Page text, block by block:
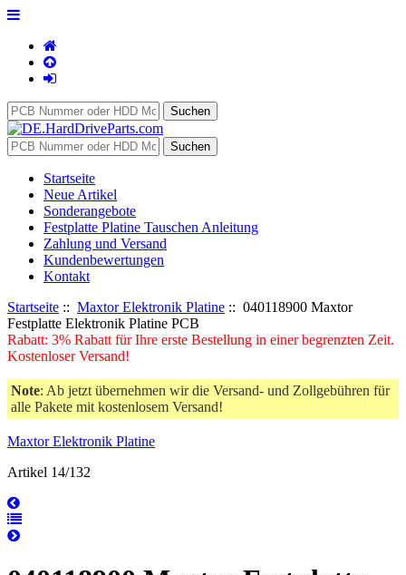
Startseite
Neue Artikel
Sonderangebote
Festplatte Platine Tauschen Anleitung
Zahlung und Versand
Kundenbewertungen
Kontakt
Startseite :: Maxtor Elektronik Platine :: 040118900 Maxtor
Festplatte Elektronik Platine PCB
Rabatt: 3% Rabatt für Ihre erste Bestellung in einer begrenzten Zeit.
Kostenloser Versand!
Note: Ab jetzt übernehmen wir die Versand- und Zollgebühren für
alle Pakete mit kostenlosem Versand!
Maxtor Elektronik Platine
Artikel 14/132